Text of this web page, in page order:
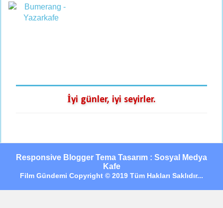
İyi günler, iyi seyirler.
Responsive Blogger Tema Tasarım : Sosyal Medya
Kafe
Film Gündemi Copyright © 2019 Tüm Hakları Saklıdır...